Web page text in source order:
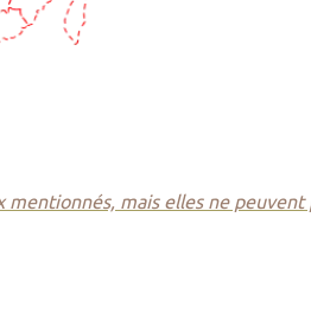
mais elles ne